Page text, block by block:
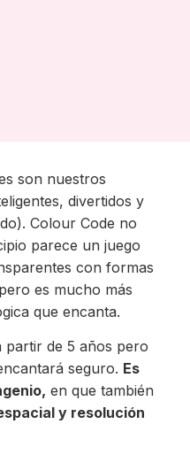
son nuestros
divertidos y
Colour Code no
parece un juego
con formas
es mucho más
que encanta.
partir de 5 años pero
seguro. Es
en que también
y resolución